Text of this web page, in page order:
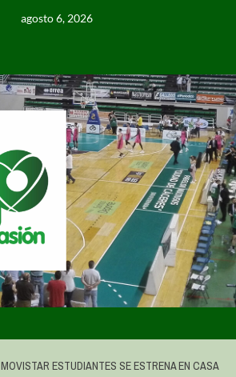
agosto 6, 2026
MOVISTAR ESTUDIANTES SE ESTRENA EN CASA